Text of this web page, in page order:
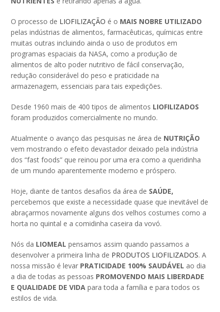
O processo de LIOFILIZAÇÃO é o MAIS NOBRE UTILIZADO
pelas indústrias de alimentos, farmacêuticas, químicas entre
muitas outras incluindo ainda o uso de produtos em
programas espaciais da NASA, como a produção de
alimentos de alto poder nutritivo de fácil conservação,
redução considerável do peso e praticidade na
armazenagem, essenciais para tais expedições.
Desde 1960 mais de 400 tipos de alimentos LIOFILIZADOS
foram produzidos comercialmente no mundo.
Atualmente o avanço das pesquisas ne área de NUTRIÇÃO
vem mostrando o efeito devastador deixado pela indústria
dos “fast foods” que reinou por uma era como a queridinha
de um mundo aparentemente moderno e próspero.
Hoje, diante de tantos desafios da área de SAÚDE,
percebemos que existe a necessidade quase que inevitável de
abraçarmos novamente alguns dos velhos costumes como a
horta no quintal e a comidinha caseira da vovó.
Nós da LIOMEALpensamos assim quando passamos a
desenvolver a primeira linha de PRODUTOS LIOFILIZADOS. A
nossa missão é levar PRATICIDADE 100% SAUDÁVEL ao dia
a dia de todas as pessoas PROMOVENDO MAIS LIBERDADE
E QUALIDADE DE VIDA para toda a família e para todos os
estilos de vida.